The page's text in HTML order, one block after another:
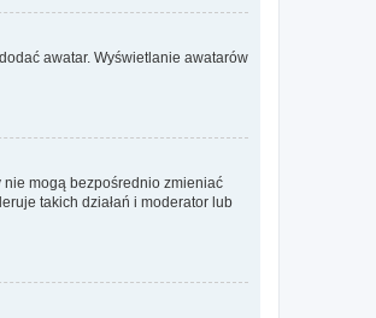
awatar. Wyświetlanie awatarów
nie mogą bezpośrednio zmieniać
takich działań i moderator lub